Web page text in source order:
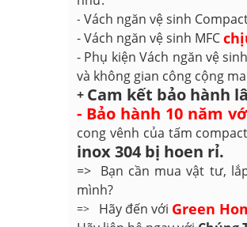
- Vách ngăn vệ sinh
- Vách ngăn vệ sinh MFC
- Phụ kiện Vách ngăn vệ
và không gian công cộng
+ Cam kết bảo hành
- Bảo hành 10 năm
cong vênh của tấm
inox 304 bị hoen rỉ.
=> Bạn cần mua vật tư,
mình?
=> Hãy đến với Green